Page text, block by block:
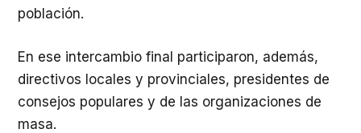
población.
En ese intercambio final participaron, además,
directivos locales y provinciales, presidentes de
consejos populares y de las organizaciones de
masa.